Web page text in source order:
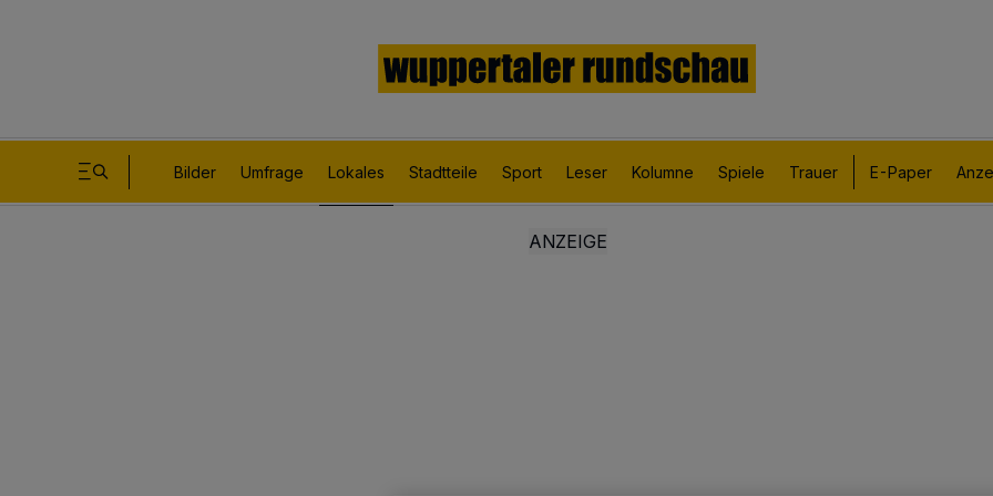
Bilder Umfrage Lokales Stadtteile Sport Leser Kolumne Spiele Trauer E-Paper